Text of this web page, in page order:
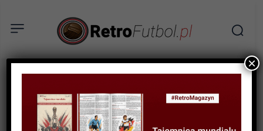
HISTORIA LIG I KLUBÓW
Złota Jedenastka:
×